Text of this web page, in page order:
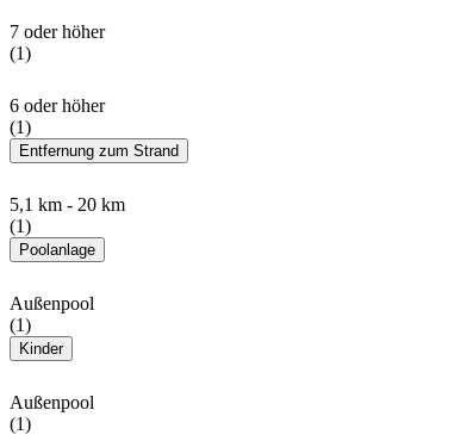
7 oder höher
(1)
6 oder höher
(1)
Entfernung zum Strand
5,1 km - 20 km
(1)
Poolanlage
Außenpool
(1)
Kinder
Außenpool
(1)